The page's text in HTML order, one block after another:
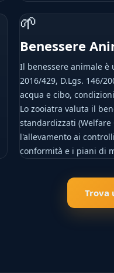
🌱
Benessere
Il benessere animale è
2016/429, D.Lgs. 146/
acqua e cibo,
Lo zooiatra valuta il
standardizzati (Welfare
l'allevamento ai
conformità e i piani di
Trova